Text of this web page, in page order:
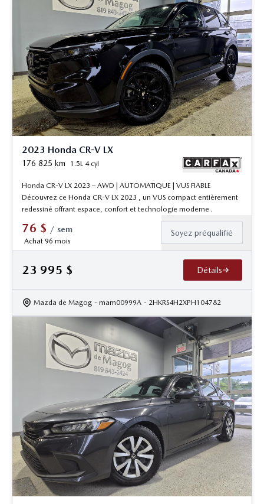
2023 Honda CR-V LX
176 825 km 1.5L 4 cyl
Honda CR-V LX 2023 – AWD | AUTOMATIQUE | VUS FIABLE
Découvrez ce Honda CR-V LX 2023 , un VUS compact entièrement
redessiné offrant espace, confort et technologie moderne .
76 $ / sem
Achat 96 mois
Soyez préqualifié
23 995 $ Détails
Mazda de Magog - mam00999A - 2HKRS4H2XPH104782